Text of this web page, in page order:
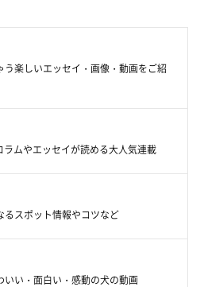
直にタロさんは帰ってくれます。
楽しいエッセイ・画像・動画をご紹
ムやエッセイが読める大人気連載
るスポット情報やコツなど
い・面白い・感動の犬の動画